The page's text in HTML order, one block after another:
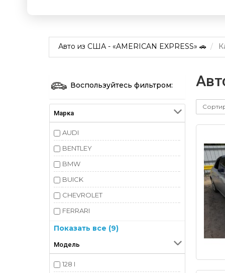
Авто из США - «AMERICAN EXPRESS» 🚗
Воспользуйтесь фильтром:
Марка
AUDI
BENTLEY
BMW
BUICK
CHEVROLET
FERRARI
FORD
MAZDA
Показать все (9)
Модель
128 I